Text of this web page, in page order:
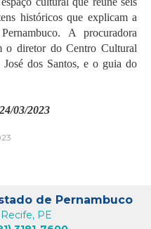
históricos que explicam a
A procuradora
o diretor do Centro Cultural
dos Santos, e o guia do
03/2023
de Pernambuco
PE